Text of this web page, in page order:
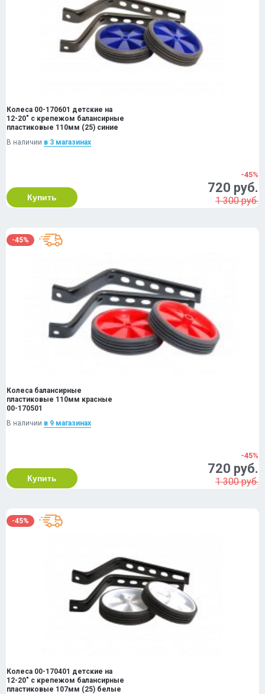
Колеса 00-170601 детские на
12-20" с крепежом балансирные
пластиковые 110мм (25) синие
В наличии в 3 магазинах
Купить
-45%
720 руб.
1 300 руб.
-45%
Колеса балансирные
пластиковые 110мм красные
00-170501
В наличии в 9 магазинах
Купить
-45%
720 руб.
1 300 руб.
-45%
Колеса 00-170401 детские на
12-20" с крепежом балансирные
пластиковые 107мм (25) белые